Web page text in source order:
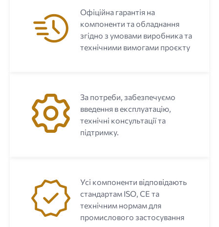
Офіційна гарантія на
компоненти та обладнання
згідно з умовами виробника та
технічними вимогами проєкту
За потреби, забезпечуємо
введення в експлуатацію,
технічні консультації та
підтримку.
Усі компоненти відповідають
стандартам ISO, CE та
технічним нормам для
промислового застосування